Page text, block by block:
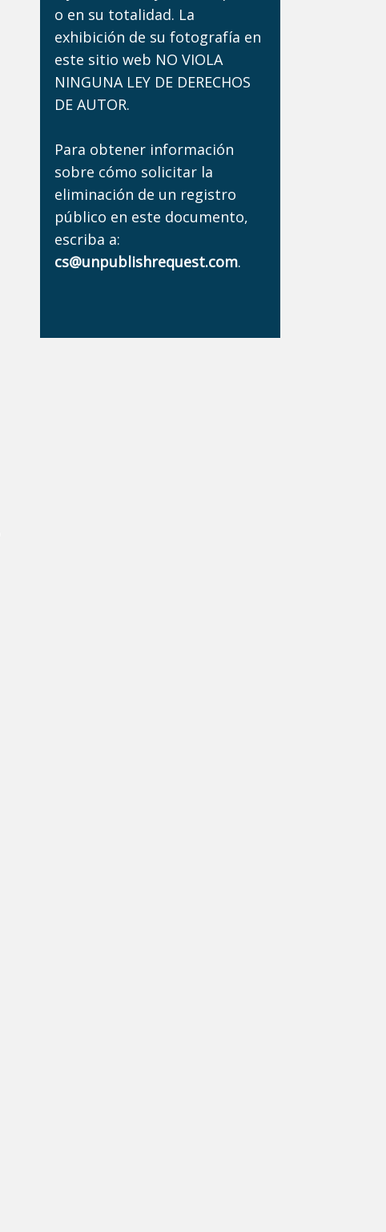
o en su totalidad. La
exhibición de su fotografía en
este sitio web NO VIOLA
NINGUNA LEY DE DERECHOS
DE AUTOR.
Para obtener información
sobre cómo solicitar la
eliminación de un registro
público en este documento,
escriba a:
cs@unpublishrequest.com.